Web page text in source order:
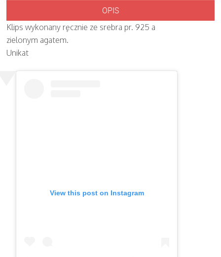
OPIS
Klips wykonany ręcznie ze srebra pr. 925 a
zielonym agatem.
Unikat
View this post on Instagram